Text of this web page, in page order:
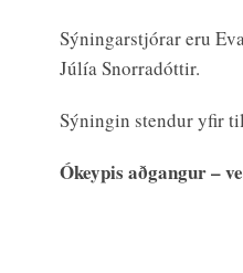
Sýningarstjórar eru
Júlía Snorradóttir.
Sýningin stendur yfir
Ókeypis aðgangur –